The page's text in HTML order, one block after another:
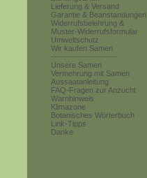
Lieferung & Versand
Garantie & Beanstandungen
Widerrufsbelehrung &
Muster-Widerrufsformular
Umweltschutz
Wir kaufen Samen
------------------------
Unsere Samen
Vermehrung mit Samen
Aussaatanleitung
FAQ-Fragen zur Anzucht
Warnhinweis
Klimazone
Botanisches Wörterbuch
Link-Tipps
Danke